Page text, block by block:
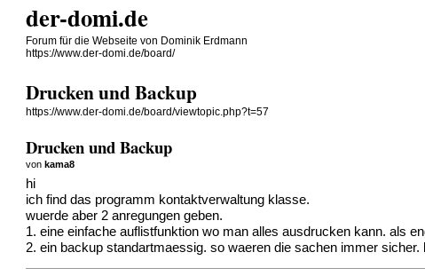
der-domi.de
Forum für die Webseite von Dominik Erdmann
https://www.der-domi.de/board/
Drucken und Backup
https://www.der-domi.de/board/viewtopic.php?t=57
Drucken und Backup
vonkama8
hi
ich find das programm kontaktverwaltung klasse.
wuerde aber 2 anregungen geben.
1. eine einfache auflistfunktion wo man alles ausdrucken kann. als
2. ein backup standartmaessig. so waeren die sachen immer sicher.